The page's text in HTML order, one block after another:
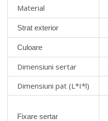
Material
Strat exterior
Culoare
Dimensiuni sertar
Dimensiuni pat (L*I*l)
Fixare sertar